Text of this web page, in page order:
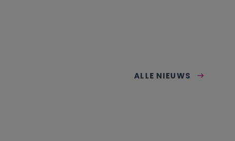
ALLE NIEUWS